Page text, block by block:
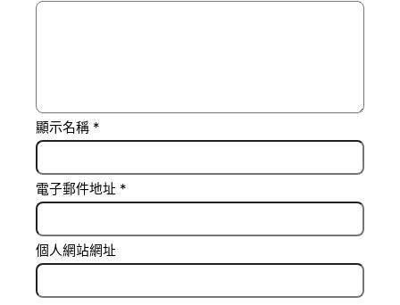
顯示名稱 *
電子郵件地址 *
個人網站網址